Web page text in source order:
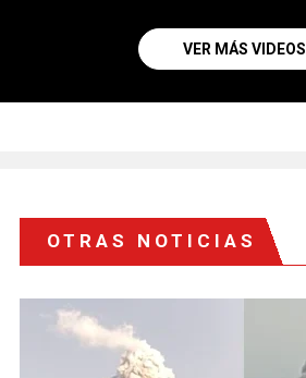
VER MÁS VIDEOS
OTRAS NOTICIAS